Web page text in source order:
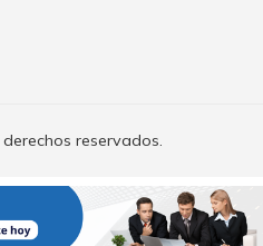
reservados.